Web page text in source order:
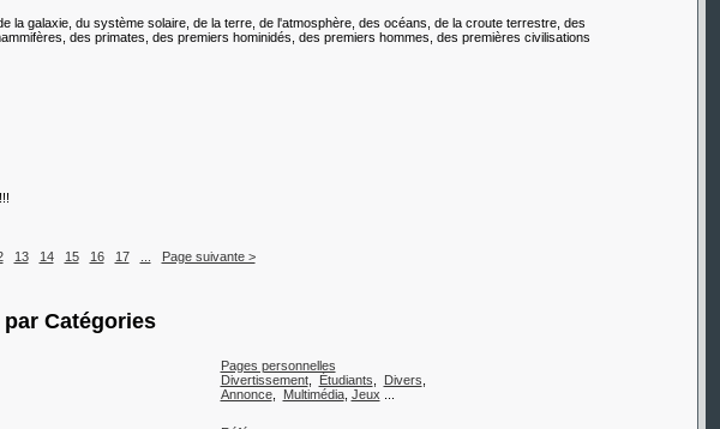
la galaxie, du système solaire, de la terre, de l'atmosphère, des océans, de la croute terrestre, des
des primates, des premiers hominidés, des premiers hommes, des premières civilisations
13 14 15 16 17 Page suivante >
Catégories
Pages personnelles
Divertissement, Étudiants Divers
Annonce, Multimédia, Jeux